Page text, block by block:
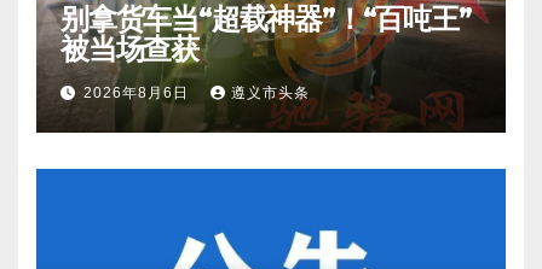
别拿货车当“超载神器”！“百吨王”
被当场查获
2026年8月6日 遵义市头条